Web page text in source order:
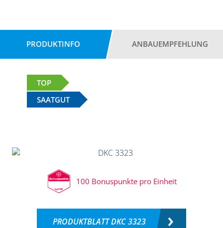
PRODUKTINFO ANBAUEMPFEHLUNG
TOP
SAATGUT
100 Bonuspunkte pro Einheit
PRODUKTBLATT DKC 3323